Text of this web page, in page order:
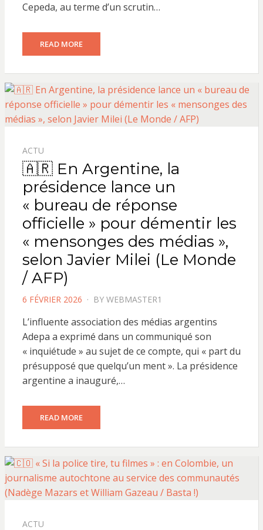
Cepeda, au terme d’un scrutin…
READ MORE
ACTU
🇦🇷 En Argentine, la
présidence lance un
« bureau de réponse
officielle » pour démentir les
« mensonges des médias »,
selon Javier Milei (Le Monde
/ AFP)
POSTED
6 FÉVRIER 2026 BY WEBMASTER1
L’influente association des médias argentins
Adepa a exprimé dans un communiqué son
« inquiétude » au sujet de ce compte, qui « part du
présupposé que quelqu’un ment ». La présidence
argentine a inauguré,…
READ MORE
ACTU